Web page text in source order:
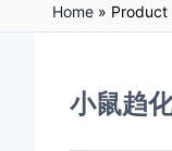
Home »
小鼠趋